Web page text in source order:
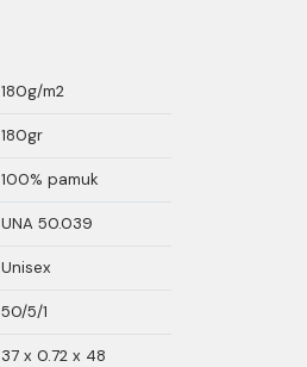
180g/m2
180gr
100% pamuk
UNA 50.039
Unisex
50/5/1
37 x 0.72 x 48